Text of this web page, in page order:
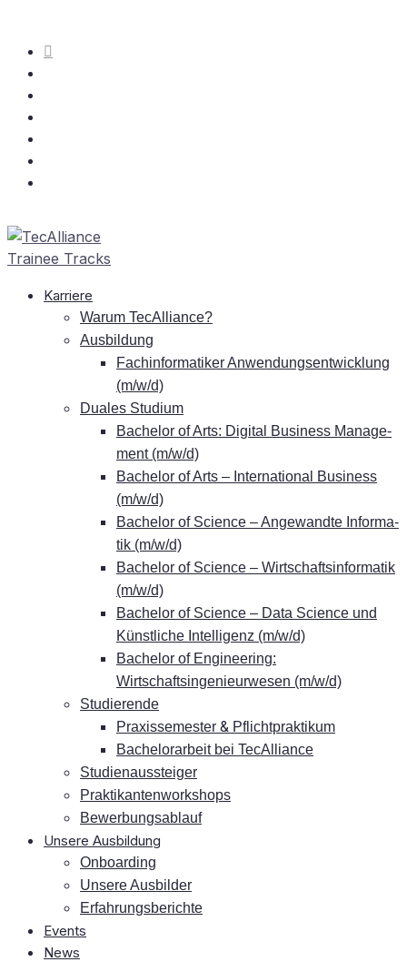
Kar­rie­re
War­um TecAlliance?
Aus­bil­dung
Fach­in­for­ma­ti­ker An­wen­dungs­ent­wick­lung
(m/w/d)
Dua­les Studium
Ba­che­lor of Arts: Di­gi­tal Busi­ness Ma­nage­
ment (m/w/d)
Ba­che­lor of Arts – In­ter­na­tio­nal Busi­ness
(m/w/d)
Ba­che­lor of Sci­ence – An­ge­wand­te In­for­ma­
tik (m/w/d)
Ba­che­lor of Sci­ence – Wirt­schafts­in­for­ma­tik
(m/w/d)
Ba­che­lor of Sci­ence – Data Sci­ence und
Künst­li­che In­tel­li­genz (m/w/d)
Ba­che­lor of En­gi­nee­ring:
Wirtschaftsingenieurwesen (m/w/d)
Stu­die­ren­de
Pra­xis­se­mes­ter & Pflichtpraktikum
Ba­che­lor­ar­beit bei TecAlliance
Stu­di­en­aus­stei­ger
Prak­ti­kan­ten­work­shops
Be­wer­bungs­ab­lauf
Un­se­re Ausbildung
On­boar­ding
Un­se­re Ausbilder
Er­fah­rungs­be­rich­te
Events
News